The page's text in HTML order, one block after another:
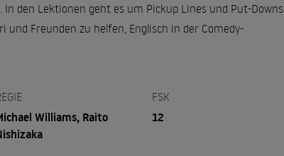
den Lektionen geht es um Pickup Lines und Put-Downs.
und Freunden zu helfen, Englisch in der Comedy-
Williams, Raito
FSK
12